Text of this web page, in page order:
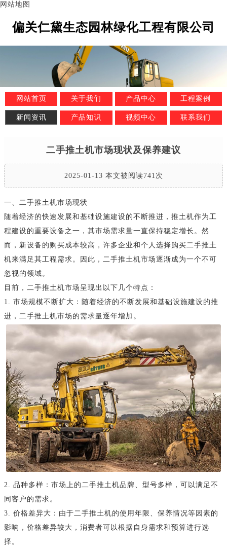
网站地图
偏关仁黛生态园林绿化工程有限公司
网站首页 关于我们 产品中心 工程案例
新闻资讯 产品知识 视频中心 联系我们
二手推土机市场现状及保养建议
2025-01-13 本文被阅读741次
一、二手推土机市场现状
随着经济的快速发展和基础设施建设的不断推进，推土机作为工
程建设的重要设备之一，其市场需求量一直保持稳定增长。然
而，新设备的购买成本较高，许多企业和个人选择购买二手推土
机来满足其工程需求。因此，二手推土机市场逐渐成为一个不可
忽视的领域。
目前，二手推土机市场呈现出以下几个特点：
1. 市场规模不断扩大：随着经济的不断发展和基础设施建设的推
进，二手推土机市场的需求量逐年增加。
2. 品种多样：市场上的二手推土机品牌、型号多样，可以满足不
同客户的需求。
3. 价格差异大：由于二手推土机的使用年限、保养情况等因素的
影响，价格差异较大，消费者可以根据自身需求和预算进行选
择。